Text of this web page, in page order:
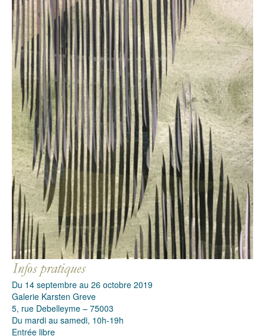
Du 14 septembre au 26 octobre 2019
Galerie Karsten Greve
5, rue Debelleyme – 75003
Du mardi au samedi, 10h-19h
Entrée libre